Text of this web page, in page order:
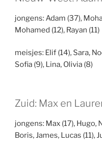
jongens: Adam (37),
Mohamed (12), Rayan (11)
meisjes: Elif (14), Sara,
Sofia (9), Lina, Olivia (8)
Zuid: Max en
jongens: Max (17), Hugo,
Boris, James, Lucas (11),